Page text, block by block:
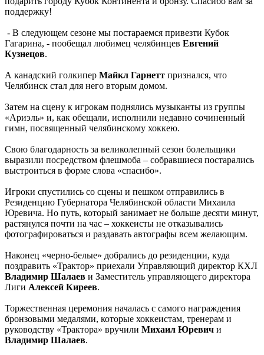
поддержку!
- В следующем сезоне мы постараемся привезти Кубок
Гагарина, - пообещал любимец челябинцев Евгений
Кузнецов.
А канадский голкипер Майкл Гарнетт признался, что
Челябинск стал для него вторым домом.
Затем на сцену к игрокам поднялись музыканты из группы
«Ариэль» и, как обещали, исполнили недавно сочиненный
гимн, посвященный челябинскому хоккею.
Свою благодарность за великолепный сезон болельщики
выразили посредством флешмоба – собравшиеся постарались
выстроиться в форме слова «спасибо».
Игроки спустились со сцены и пешком отправились в
Резиденцию Губернатора Челябинской области Михаила
Юревича. Но путь, который занимает не больше десяти минут,
растянулся почти на час – хоккеисты не отказывались
фотографироваться и раздавать автографы всем желающим.
Наконец «черно-белые» добрались до резиденции, куда
поздравить «Трактор» приехали Управляющий директор КХЛ
Владимир Шалаев и Заместитель управляющего директора
Лиги Алексей Киреев.
Торжественная церемония началась с самого награждения
бронзовыми медалями, которые хоккеистам, тренерам и
руководству «Трактора» вручили Михаил Юревич и
Владимир Шалаев.